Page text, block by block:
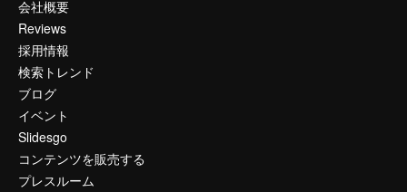
会社概要
Reviews
採用情報
検索トレンド
ブログ
イベント
Slidesgo
コンテンツを販売する
プレスルーム